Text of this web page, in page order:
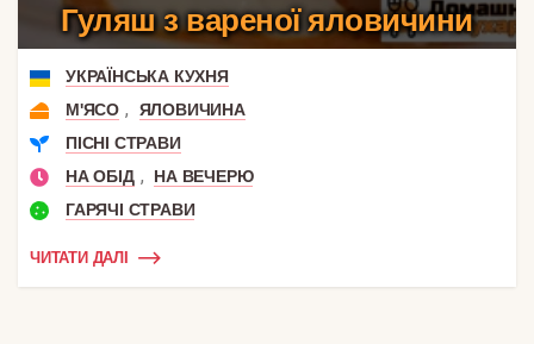
Гуляш з вареної яловичини
УКРАЇНСЬКА КУХНЯ
М'ЯСО ,
ЯЛОВИЧИНА
ПІСНІ СТРАВИ
НА ОБІД ,
НА ВЕЧЕРЮ
ГАРЯЧІ СТРАВИ
ЧИТАТИ ДАЛІ